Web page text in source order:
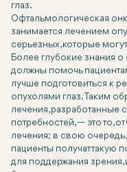
глаз.
Офтальмологическая
занимается лечением
серьезных, которые
Более глубокие знания о
должны помочь
лучше подготовиться к
опухолями глаз. Таким
лечения, разработанные
потребностей, — это то,
лечения; в свою очередь,
пациенты получат такую
для поддержания зрения,